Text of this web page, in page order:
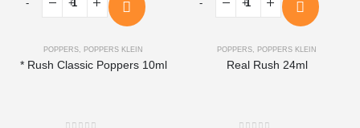
POPPERS, POPPERS KLEIN
* Rush Classic Poppers 10ml
POPPERS, POPPERS KLEIN
Real Rush 24ml
- + - +